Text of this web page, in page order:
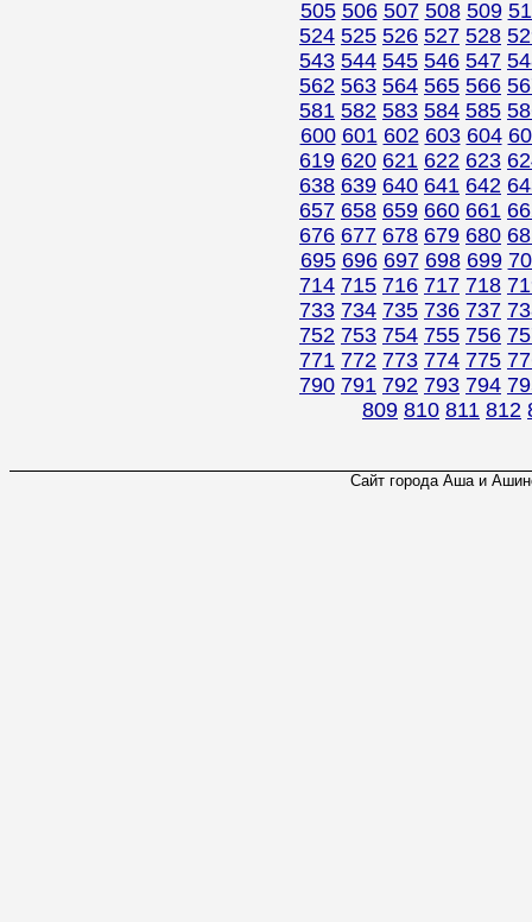
505 506 507 508 509
524 525 526 527 528
543 544 545 546 547
562 563 564 565 566
581 582 583 584 585
600 601 602 603 604
619 620 621 622 623
638 639 640 641 642
657 658 659 660 661
676 677 678 679 680
695 696 697 698 699
714 715 716 717 718
733 734 735 736 737
752 753 754 755 756
771 772 773 774 775
790 791 792 793 794
809 810 811 812
Сайт города Аша и